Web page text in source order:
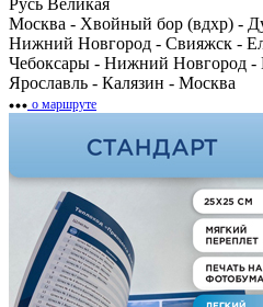
Москва - Хвойный бор (вдхр) -
Нижний Новгород - Свияжск -
Чебоксары - Нижний Новгород -
Ярославль - Калязин - Москва
о маршруте